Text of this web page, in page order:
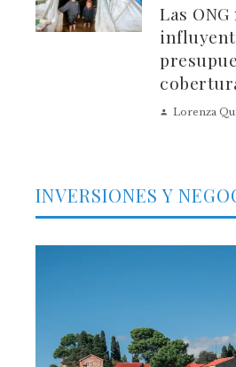
Las ONG
Lorenza
INVERSIONES Y